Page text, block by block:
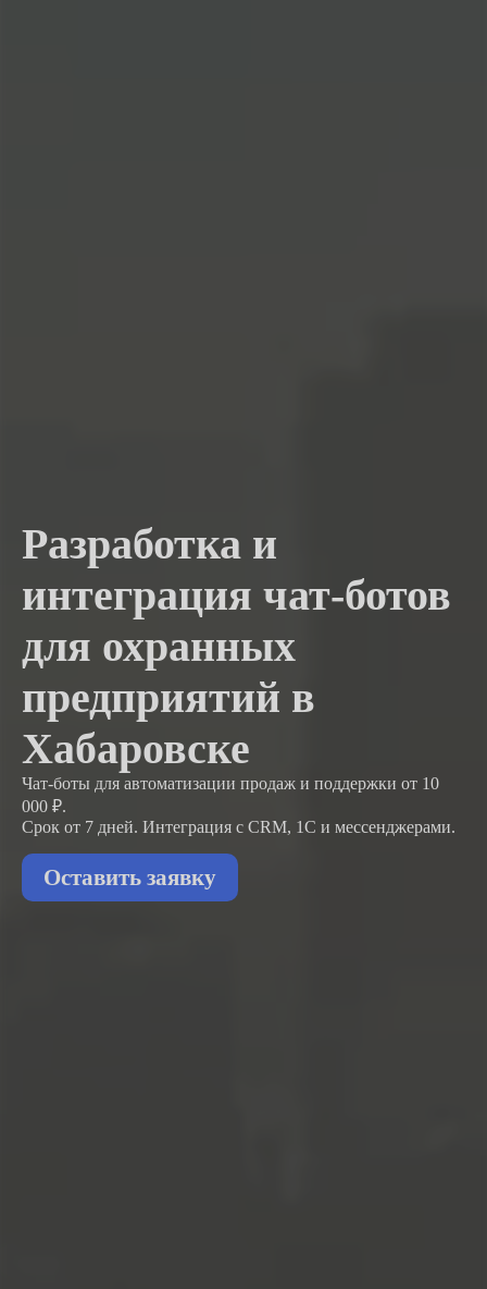
Разработка и
интеграция чат-ботов
для охранных
предприятий в
Хабаровске
Чат-боты для автоматизации продаж и поддержки от 10
000 ₽.
Срок от 7 дней. Интеграция с CRM, 1С и мессенджерами.
Оставить заявку